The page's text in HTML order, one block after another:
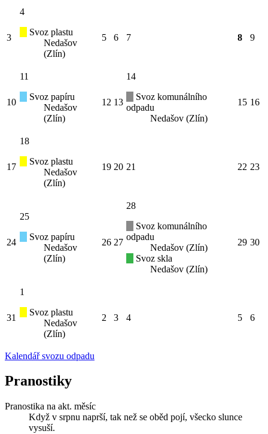
3
4
Svoz plastu
Nedašov
(Zlín)
5 6 7 8 9
10
11
Svoz papíru
Nedašov
(Zlín)
12 13
14
Svoz komunálního
odpadu
Nedašov (Zlín)
15 16
17
18
Svoz plastu
Nedašov
(Zlín)
19 20 21 22 23
24
25
Svoz papíru
Nedašov
(Zlín)
26 27
28
Svoz komunálního
odpadu
Nedašov (Zlín)
Svoz skla
Nedašov (Zlín)
29 30
31
1
Svoz plastu
Nedašov
(Zlín)
2 3 4 5 6
Kalendář svozu odpadu
Pranostiky
Pranostika na akt. měsíc
Když v srpnu naprší, tak než se oběd pojí, všecko slunce
vysuší.